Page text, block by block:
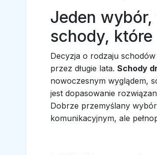
Jeden
schody,
Decyzja o rodzaju
przez długie lata. Schody
nowoczesnym wyglądem,
jest dopasowanie
Dobrze przemyślany
komunikacyjnym, ale